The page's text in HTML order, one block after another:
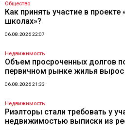
Общество
Как принять участие в проекте
школах»?
06.08.2026 22:07
Недвижимость
Объем просроченных долгов
первичном рынке жилья вырос
06.08.2026 21:33
Недвижимость
Риэлторы стали требовать у
недвижимостью выписки из